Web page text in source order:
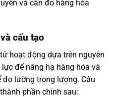
và cân đo hàng hóa
cấu tạo
hoạt động dựa trên nguyên
để nâng hạ hàng hóa và
lường trọng lượng. Cấu
phần chính sau: